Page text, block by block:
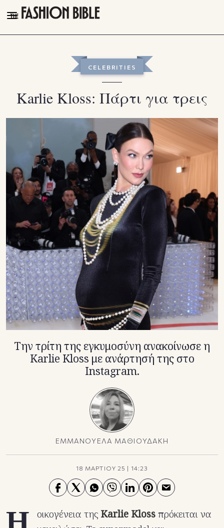
THE FASHION BIBLE
TALK OF THE TOWN
PLEASURES
VIDEOS
FOLLOW
Facebook
Instagram
Youtube
TikTok
X(Twitter)
CELEBRITIES
Karlie Kloss: Πάρτι για τρεις
Την τρίτη της εγκυμοσύνη ανακοίνωσε η
Karlie Kloss με ανάρτησή της στο
Instagram.
ΕΜΜΑΝΟΥΕΛΑ ΜΑΘΙΟΥΔΑΚΗ
18 ΜΑΡΤΙΟΥ 25 | 14:23
οικογένεια της Karlie Klossπρόκειται να